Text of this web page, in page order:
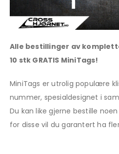
Alle bestillinger av
10 stk GRATIS MiniTags!
MiniTags er utrolig populære
nummer, spesialdesignet i
Du kan like gjerne bestille
for disse vil du garantert ha